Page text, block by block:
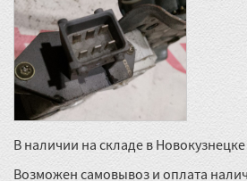
В наличии на складе в
Возможен самовывоз и оплата